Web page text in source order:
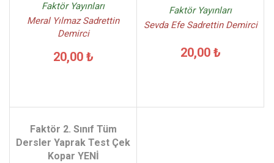
Faktör Yayınları
Meral Yılmaz Sadrettin
Demirci
20,00 ₺
Faktör Yayınları
Sevda Efe Sadrettin Demirci
20,00 ₺
Faktör 2. Sınıf Tüm
Dersler Yaprak Test Çek
Kopar YENİ